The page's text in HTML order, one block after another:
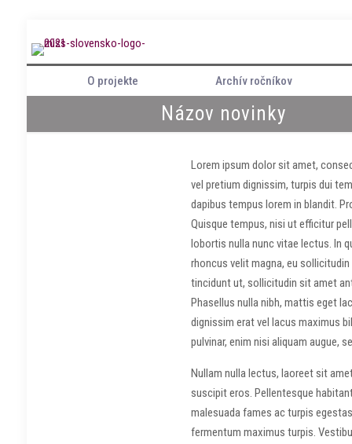
O projekte Archív ročníkov
Názov novinky
Lorem ipsum dolor sit amet,
vel pretium dignissim, turpis dui
dapibus tempus lorem in blandit.
Quisque tempus, nisi ut efficitur
lobortis nulla nunc vitae lectus. In
rhoncus velit magna, eu
tincidunt ut, sollicitudin sit amet
Phasellus nulla nibh, mattis eget
dignissim erat vel lacus maximus
pulvinar, enim nisi aliquam augue,
Nullam nulla lectus, laoreet sit
suscipit eros. Pellentesque
malesuada fames ac turpis
fermentum maximus turpis.